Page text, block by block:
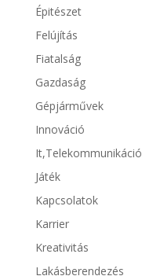
Épitészet
Felújítás
Fiatalság
Gazdaság
Gépjárművek
Innováció
It,Telekommunikáció
Játék
Kapcsolatok
Karrier
Kreativitás
Lakásberendezés